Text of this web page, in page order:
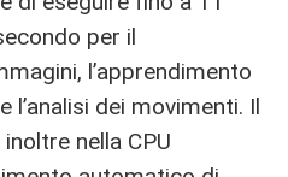
per il
l’apprendimento
l’analisi dei movimenti. Il
nella CPU